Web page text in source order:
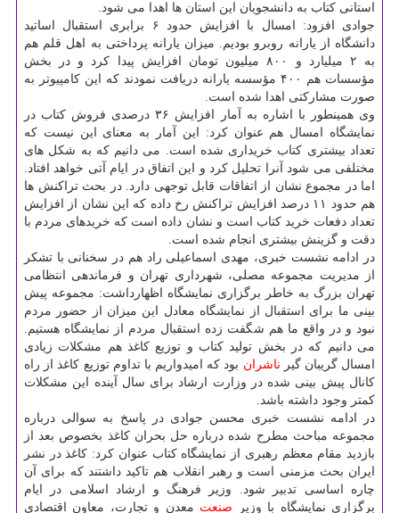
استانی كتاب به دانشجویان این استان ها اهدا می شود.
جوادی افزود: امسال با افزایش حدود ۶ برابری استقبال اساتید
دانشگاه از یارانه روبرو بودیم. میزان یارانه پرداختی به اهل قلم هم
به ۲ میلیارد و ۸۰۰ میلیون تومان افزایش پیدا كرد و در بخش
مؤسسات هم ۴۰۰ مؤسسه یارانه دریافت نمودند كه این كامپیوتر به
صورت مشاركتی اهدا شده است.
وی همینطور با اشاره به آمار افزایش ۳۶ درصدی فروش كتاب در
نمایشگاه امسال هم عنوان كرد: این آمار به معنای این نیست كه
تعداد بیشتری كتاب خریداری شده است. می دانیم كه به شكل های
مختلفی می شود آنرا تحلیل كرد و این اتفاق در ایام آتی خواهد افتاد.
اما در مجموع نشان از اتفاقات قابل توجهی دارد. در بحث تراكنش ها
هم حدود ۱۱ درصد افزایش تراكنش رخ داده كه این نشان از افزایش
تعداد دفعات خرید كتاب است و نشان داده است كه خریدهای مردم با
دقت و گزینش بیشتری انجام شده است.
در ادامه نشست خبری، مهدی اسماعیلی راد هم در سخنانی با تشكر
از مدیریت مجموعه مصلی، شهرداری تهران و فرماندهی انتظامی
تهران بزرگ به خاطر برگزاری نمایشگاه اظهارداشت: مجموعه پیش
بینی ما برای استقبال از نمایشگاه معادل این میزان از حضور مردم
نبود و در واقع ما هم شگفت زده استقبال مردم از نمایشگاه هستیم.
می دانیم كه در بخش تولید كتاب و توزیع كاغذ هم مشكلات زیادی
امسال گریبان گیر ناشران بود كه امیدواریم با تداوم توزیع كاغذ از راه
كانال پیش بینی شده در وزارت ارشاد برای سال آینده این مشكلات
كمتر وجود داشته باشد.
در ادامه نشست خبری محسن جوادی در پاسخ به سوالی درباره
مجموعه مباحث مطرح شده درباره حل بحران كاغذ بخصوص بعد از
بازدید مقام معظم رهبری از نمایشگاه كتاب عنوان كرد: كاغذ در نشر
ایران بحث مزمنی است و رهبر انقلاب هم تاكید داشتند كه برای آن
چاره اساسی تدبیر شود. وزیر فرهنگ و ارشاد اسلامی در ایام
برگزاری نمایشگاه با وزیر صنعت معدن و تجارت، معاون اقتصادی